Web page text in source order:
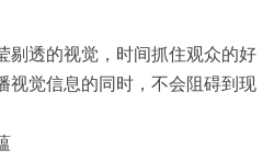
剔透的视觉，时间抓住观众的好
视觉信息的同时，不会阻碍到现
蕴